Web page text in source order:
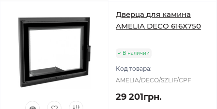
Дверца для камина
AMELIA DECO 616Х750
В наличии
Код товара:
AMELIA/DECO/SZLIF/CPF
29 201грн.